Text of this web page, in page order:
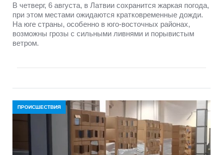
В четверг, 6 августа, в Латвии сохранится жаркая погода,
при этом местами ожидаются кратковременные дожди.
На юге страны, особенно в юго-восточных районах,
возможны грозы с сильными ливнями и порывистым
ветром.
ПРОИСШЕСТВИЯ